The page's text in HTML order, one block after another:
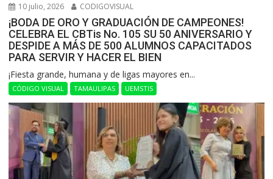
10 julio, 2026 CODIGOVISUAL
¡BODA DE ORO Y GRADUACIÓN DE CAMPEONES!
CELEBRA EL CBTis No. 105 SU 50 ANIVERSARIO Y
DESPIDE A MÁS DE 500 ALUMNOS CAPACITADOS
PARA SERVIR Y HACER EL BIEN
​¡Fiesta grande, humana y de ligas mayores en...
CÓDIGO VISUAL TAMAULIPAS UEMSTIS